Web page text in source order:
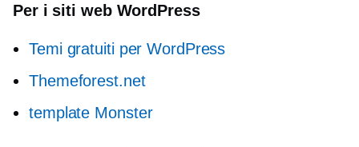
Per i siti web WordPress
Temi gratuiti per WordPress
Themeforest.net
template Monster